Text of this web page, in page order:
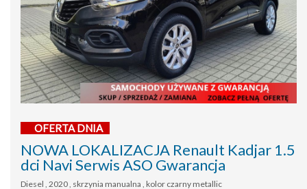
OFERTA DNIA
NOWA LOKALIZACJA Renault Kadjar 1.5
dci Navi Serwis ASO Gwarancja
Diesel , 2020 , skrzynia manualna , kolor czarny metallic